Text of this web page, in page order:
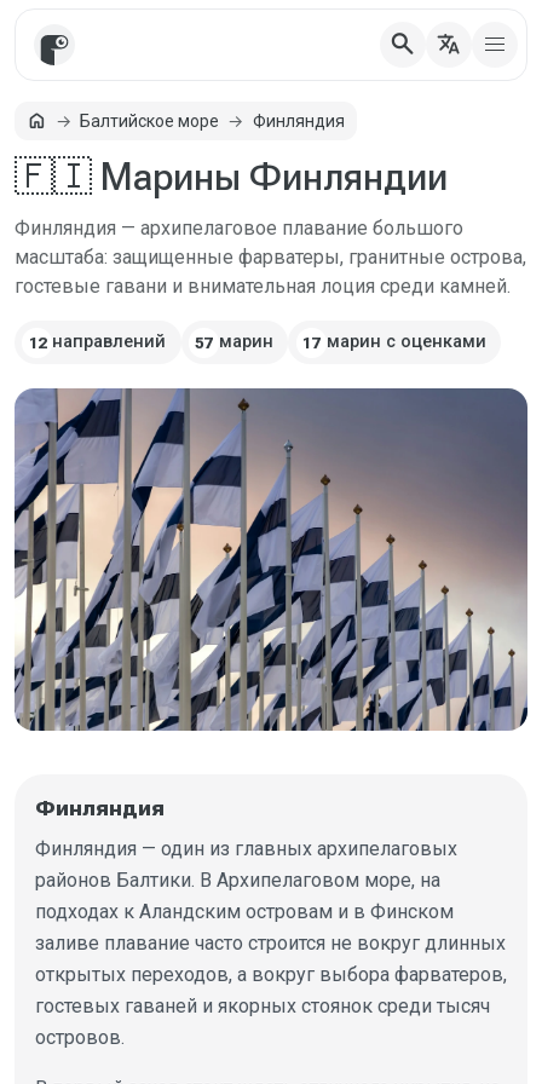
search translate
homeГлавнаяБалтийское море Финляндия
🇫🇮 Марины Финляндии
Финляндия — архипелаговое плавание большого
масштаба: защищенные фарватеры, гранитные острова,
гостевые гавани и внимательная лоция среди камней.
12 направлений 57 марин 17 марин с оценками
Финляндия
Финляндия — один из главных архипелаговых
районов Балтики. В Архипелаговом море, на
подходах к Аландским островам и в Финском
заливе плавание часто строится не вокруг длинных
открытых переходов, а вокруг выбора фарватеров,
гостевых гаваней и якорных стоянок среди тысяч
островов.